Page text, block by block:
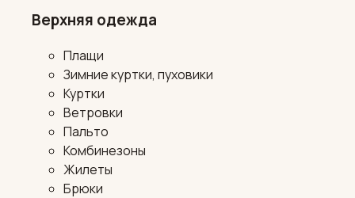
Верхняя одежда
Плащи
Зимние куртки, пуховики
Куртки
Ветровки
Пальто
Комбинезоны
Жилеты
Брюки